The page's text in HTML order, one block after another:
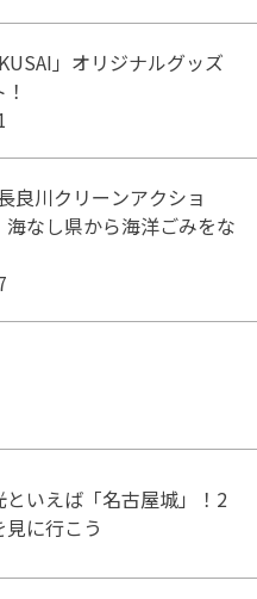
」オリジナルグッズ
良川クリーンアクショ
海なし県から海洋ごみをな
といえば「名古屋城」！2
に行こう